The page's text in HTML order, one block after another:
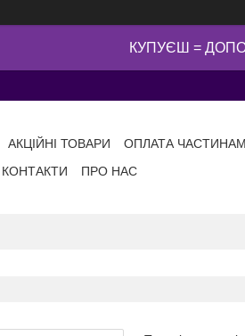
КУПУЄШ =
АКЦІЙНІ ТОВАРИ ОПЛАТА
КОНТАКТИ ПРО НАС